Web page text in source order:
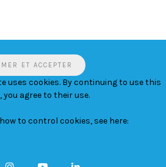
uses cookies. By continuing to use this
you agree to their use.
to control cookies, see here: